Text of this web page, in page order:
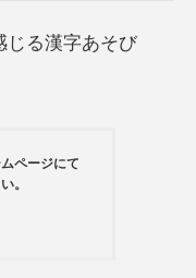
じる漢字あそび
ページにて
。